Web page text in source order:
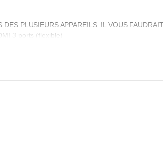
DES PLUSIEURS APPAREILS, IL VOUS
3 ports (flexible) –